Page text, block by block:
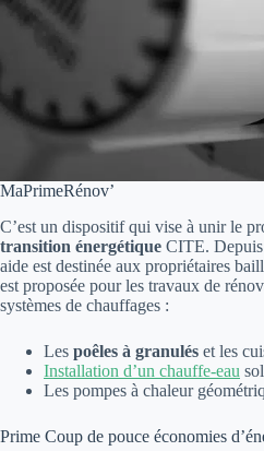
MaPrimeRénov’
C’est un dispositif qui vise à unir le
transition énergétique CITE. Depuis
aide est destinée aux propriétaires
est proposée pour les travaux de
systèmes de chauffages :
Les poêles à granulés et les
Installation d’un chauffe-eau
Les pompes à chaleur
Prime Coup de pouce économies